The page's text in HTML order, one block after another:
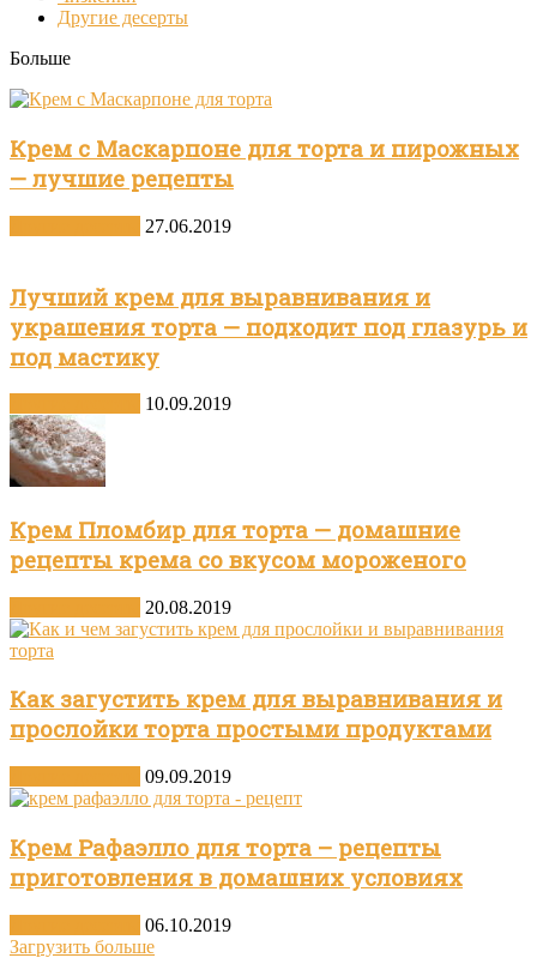
Другие десерты
Больше
Крем с Маскарпоне для торта и пирожных
— лучшие рецепты
27.06.2019
Лучший крем для выравнивания и
украшения торта — подходит под глазурь и
под мастику
10.09.2019
Крем Пломбир для торта — домашние
рецепты крема со вкусом мороженого
20.08.2019
Как загустить крем для выравнивания и
прослойки торта простыми продуктами
09.09.2019
Крем Рафаэлло для торта – рецепты
приготовления в домашних условиях
06.10.2019
Загрузить больше